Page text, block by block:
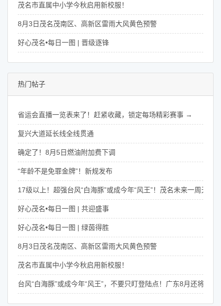
茂名市直属中小学今秋启用新校服！
8月3日茂名茂南区、高新区雷雨大风黄色预警
好心茂名•每日一图 | 晋级逐锋
热门帖子
省运会直播一览表来了！赶紧收藏，锁定每场精彩赛事 →
复兴大道延长线全线贯通
确定了！8月5日燃油附加费下调
“年龄不是免罪金牌”！新规发布
17级以上！超强台风“白海豚”或成今年“风王”！茂名未来一周天气
好心茂名•每日一图 | 共迎盛事
好心茂名•每日一图 | 绿茵得胜
8月3日茂名茂南区、高新区雷雨大风黄色预警
茂名市直属中小学今秋启用新校服！
台风“白海豚”或成今年“风王”，不要只盯登陆点！广东8月还将有4